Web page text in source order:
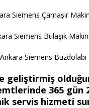
Siemens Çamaşır
Siemens Bulaşık
Ankara Siemens Buzdolabı
geliştirmiş
365 gün
servis hizmeti